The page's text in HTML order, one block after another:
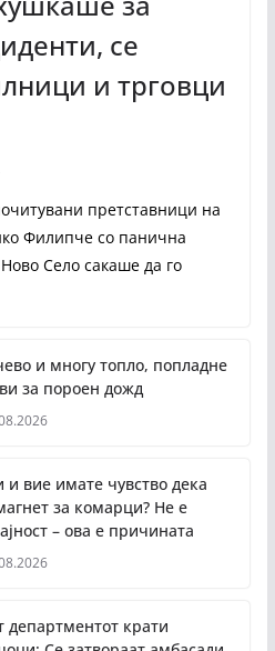
се
и трговци
претставници на
Филипче со панична
Село сакаше да го
и многу топло, попладне
за пороен дожд
и вие имате чувство дека
за комарци? Не е
– ова е причината
департментот крати